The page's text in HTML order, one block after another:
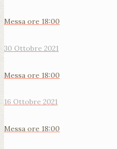
Messa ore 18:00
30 Ottobre 2021
Messa ore 18:00
16 Ottobre 2021
Messa ore 18:00